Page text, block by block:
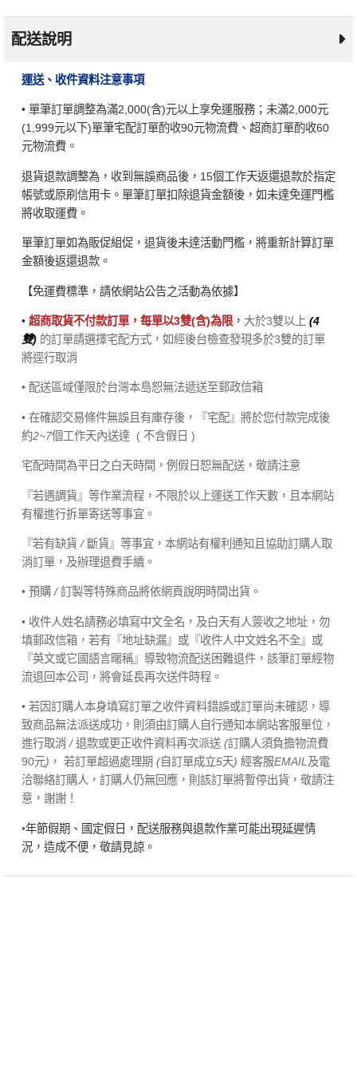
配送說明
運送、收件資料注意事項
• 單筆訂單調整為滿2,000(含)元以上享免運服務；未滿2,000元
(1,999元以下)單筆宅配訂單酌收90元物流費、超商訂單酌收60
元物流費。
退貨退款調整為，收到無誤商品後，15個工作天返還退款於指定
帳號或原刷信用卡。單筆訂單扣除退貨金額後，如未達免運門檻
將收取運費。
單筆訂單如為販促組促，退貨後未達活動門檻，將重新計算訂單
金額後返還退款。
【免運費標準，請依網站公告之活動為依據】
• 超商取貨不付款訂單，每單以3雙(含)為限， 大於3雙以上 (4
雙) 的訂單請選擇宅配方式，如經後台檢查發現多於3雙的訂單
將逕行取消
• 配送區域僅限於台灣本島恕無法遞送至郵政信箱
• 在確認交易條件無誤且有庫存後，『宅配』將於您付款完成後
約2~7個工作天內送達 ( 不含假日 )
宅配時間為平日之白天時間，例假日恕無配送，敬請注意
『若遇調貨』等作業流程，不限於以上運送工作天數，且本網站
有權進行拆單寄送等事宜。
『若有缺貨/ 斷貨』等事宜，本網站有權利通知且協助訂購人取
消訂單，及辦理退費手續。
• 預購/訂製等特殊商品將依網頁說明時間出貨。
• 收件人姓名請務必填寫中文全名，及白天有人簽收之地址，勿
填郵政信箱，若有『地址缺漏』或『收件人中文姓名不全』或
『英文或它國語言暱稱』導致物流配送困難退件，該筆訂單經物
流退回本公司，將會延長再次送件時程。
• 若因訂購人本身填寫訂單之收件資料錯誤或訂單尚未確認，導
致商品無法派送成功，則須由訂購人自行通知本網站客服單位，
進行取消 /退款或更正收件資料再次派送(訂購人須負擔物流費
90元) ， 若訂單超過處理期 (自訂單成立5天) 經客服EMAIL 及電
洽聯絡訂購人，訂購人仍無回應，則該訂單將暫停出貨，敬請注
意，謝謝！
•年節假期、國定假日，配送服務與退款作業可能出現延遲情
況，造成不便，敬請見諒。